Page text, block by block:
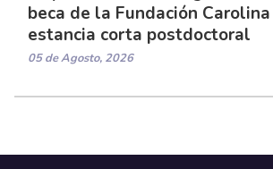
beca de la Fundación
estancia corta postdoctoral
05 de Agosto, 2026